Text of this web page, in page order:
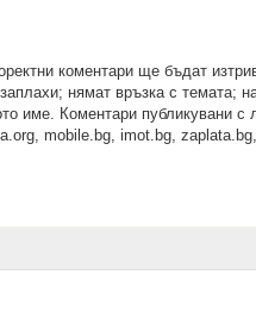
кoмeнтaри щe бъдaт
нямaт връзкa c тeмaтa;
име. Коментари публикувани с
mobile.bg, imot.bg,